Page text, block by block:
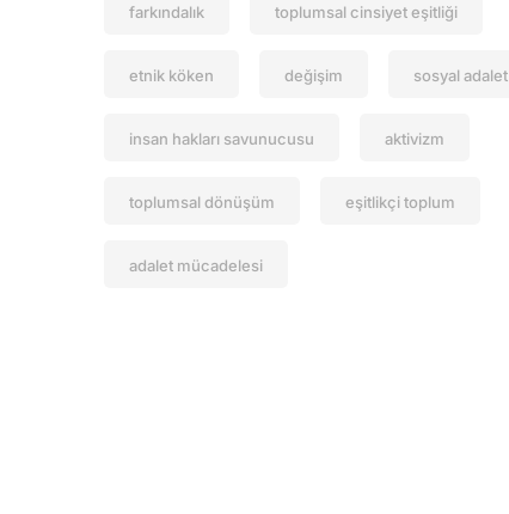
farkındalık toplumsal cinsiyet eşitliği
etnik köken değişim sosyal adalet
insan hakları savunucusu aktivizm
toplumsal dönüşüm eşitlikçi toplum
adalet mücadelesi